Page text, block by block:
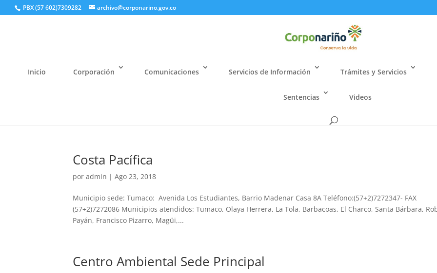
PBX (57 602)7309282 archivo@corponarino.gov.co
Inicio Corporación Comunicaciones Servicios de Información Trámites y Servicios
Sentencias Videos
Costa Pacífica
poradmin |Ago 23, 2018
Municipio sede: Tumaco: Avenida Los Estudiantes, Barrio Madenar Casa 8A Teléfono:(57+2)7272347- FAX
(57+2)7272086 Municipios atendidos: Tumaco, Olaya Herrera, La Tola, Barbacoas, El Charco, Santa Bárbara,
Payán, Francisco Pizarro, Magüi,...
Centro Ambiental Sede Principal